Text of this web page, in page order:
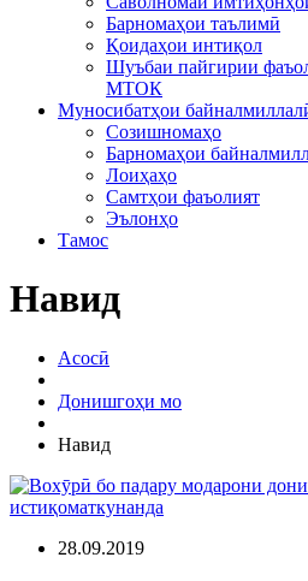
Барномаҳои таълимӣ
Қоидаҳои интиқол
Шуъбаи пайгирии
МТОК
Муносибатҳои
Созишномаҳо
Барномаҳои
Лоиҳаҳо
Самтҳои фаъолият
Эълонҳо
Тамос
Навид
Асосӣ
Донишгоҳи мо
Навид
28.09.2019